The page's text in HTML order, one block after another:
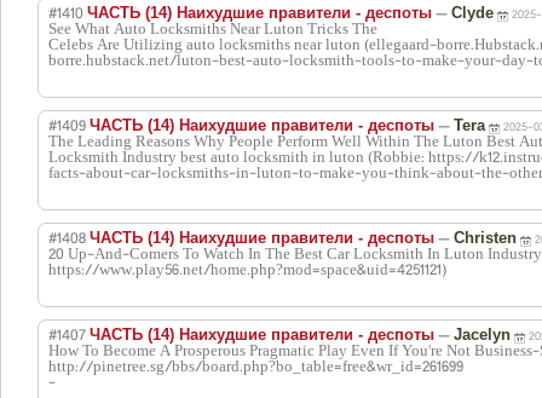
#1410 ЧАСТЬ (14) Наихудшие правители - деспоты — Clyde
See What Auto Locksmiths Near Luton Tricks The
Celebs Are Utilizing auto locksmiths near luton (ellegaard-
borre.hubstack.net/luton-best-auto-locksmith-tools-to-make-your-
#1409 ЧАСТЬ (14) Наихудшие правители - деспоты — Tera 2025-
The Leading Reasons Why People Perform Well Within The Luton Best
Locksmith Industry best auto locksmith in luton (Robbie: https://
facts-about-car-locksmiths-in-luton-to-make-you-think-about-the-
#1408 ЧАСТЬ (14) Наихудшие правители - деспоты — Christen
20 Up-And-Comers To Watch In The Best Car Locksmith In Luton
https://www.play56.net/home.php?mod=space&uid=4251121)
#1407 ЧАСТЬ (14) Наихудшие правители - деспоты — Jacelyn
How To Become A Prosperous Pragmatic Play Even If You're Not
http://pinetree.sg/bbs/board.php?bo_table=free&wr_id=261699
-